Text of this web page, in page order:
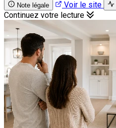
Note légale Voir le site
Continuez votre lecture